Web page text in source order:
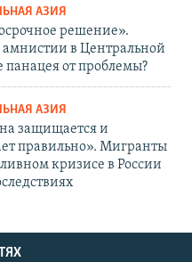
АЗИЯ
решение».
в Центральной
панацея от проблемы?
АЗИЯ
защищается и
правильно». Мигранты
кризисе в России